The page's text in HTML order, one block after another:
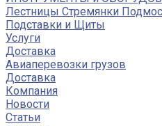
Лестницы Стремянки
Подставки и Щиты
Услуги
Доставка
Авиаперевозки грузов
Доставка
Компания
Новости
Статьи